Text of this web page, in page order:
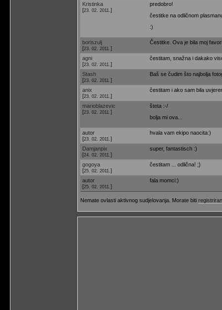
Kristinka
[23. 02. 2011. ]
predobro!
čestitke na odličnom
:)
boriszulj
[23. 02. 2011. ]
Čestitke. Ova je bila moj
agni
[23. 02. 2011. ]
čestitam, snažna i dakako
Stash
[23. 02. 2011. ]
Baš se čudim što najbolja
anix
[23. 02. 2011. ]
čestitam i ako sam bila
marioblazevic
[23. 02. 2011. ]
šteta :-/
bolja mi ova...
autor
[23. 02. 2011. ]
hvala vam ekipo naocita:)
Damjanpix
[24. 02. 2011. ]
super, fantastisch :)
gogoya
[25. 02. 2011. ]
čestitam ... odlična! ;)
autor
[25. 02. 2011. ]
fala momci:)
Nemate ovlasti aktivnog sudjelovanja. Morate biti